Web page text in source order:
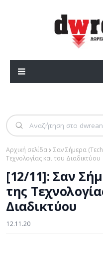
Αρχική σελίδα Σαν Σήμερα
Τεχνολογίας και του Διαδικτύου
[12/11]: Σαν
της
Διαδικτύου
12.11.20